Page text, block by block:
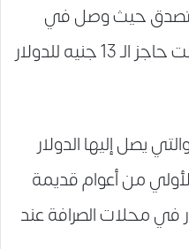
تصدق حيث وصل في
الأيام الماضية لمعدلات تخطت حاجز الـ 13 جنيه للدولار
يصل إليها الدولار
من أعوام قديمة
في محلات الصرافة عند